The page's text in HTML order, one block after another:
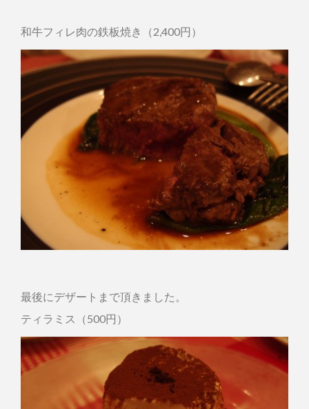
和牛フィレ肉の鉄板焼き（2,400円）
最後にデザートまで頂きました。
ティラミス（500円）